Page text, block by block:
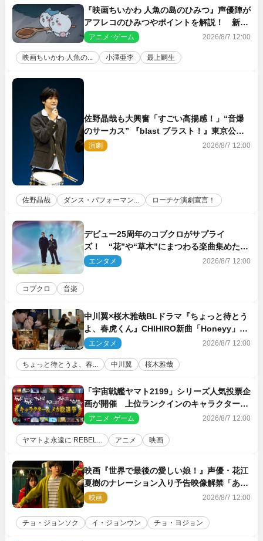
『映画ちいかわ 人魚の島のひみつ』声優陣が
アフレコのひみつやポイントを解説！ 新カ
ットも到着
アニメ･ゲーム 2026/8/7 12:00
映画ちいかわ 人魚の... 小澤亜李 最上嗣生
佐野晶哉も大興奮「すごい高揚感！」“音爆
のサーカス” 『blast ブラスト！』東京公演
が開幕！
演劇 2026/8/7 12:00
佐野晶哉 ダンス・パフォーマン... ローチケ演劇宣言！
デビュー25周年のコブクロがサプライ
ズ！ “花”や“草木”にまつわる楽曲集めた新
コンセプトアルバムを“花の日”に配信リリー
ス
エンタメ 2026/8/7 12:00
コブクロ 音楽
中川翼×桜木雅哉BLドラマ『ちょっと待とう
よ、春虎くん』CHIHIRO新曲「Honeyy」が
ED主題歌に決定！
エンタメ 2026/8/7 12:00
ちょっと待とうよ、春... 中川翼 桜木雅哉
「宇宙戦艦ヤマト2199」シリーズ人気投票企
画が開催 上位ランクインのキャラクター＆
メカは新規描き下ろしイラストを制作
アニメ･ゲーム 2026/8/7 12:00
ヤマトよ永遠に REBEL... アニメ 映画
映画『世界で最後の愛しい娘！』声優・花江
夏樹のナレーション入り予告映像解禁「あふ
れ出る温かさに涙が止まらない！」
映画 2026/8/7 12:00
チョ・ジョンソク イ・ジョンウン チョ・ヨジョン